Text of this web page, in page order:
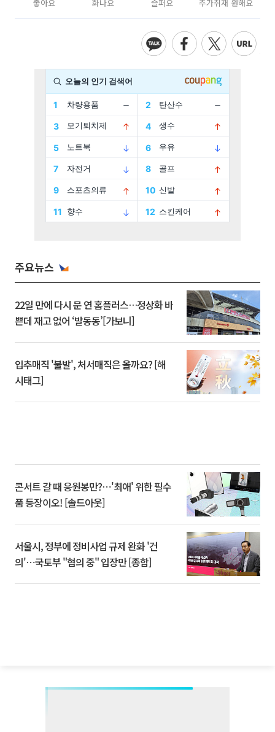
좋아요 화나요 슬퍼요 추가취재 원해요
주요뉴스
22일 만에 다시 문 연 홈플러스…정상화 바
쁜데 재고 없어 ‘발동동’[가보니]
입추매직 '불발', 처서매직은 올까요? [해
시태그]
콘서트 갈 때 응원봉만?⋯'최애' 위한 필수
품 등장이오! [솔드아웃]
서울시, 정부에 정비사업 규제 완화 '건
의'⋯국토부 "협의 중" 입장만 [종합]